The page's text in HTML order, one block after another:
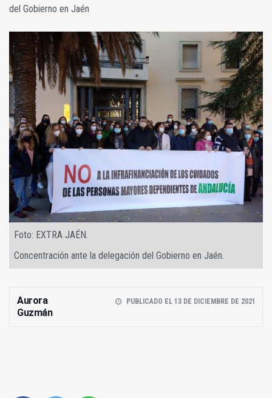
del Gobierno en Jaén
Foto: EXTRA JAÉN.
Concentración ante la delegación del Gobierno en Jaén.
Aurora
Guzmán
PUBLICADO EL 13 DE DICIEMBRE DE 2021